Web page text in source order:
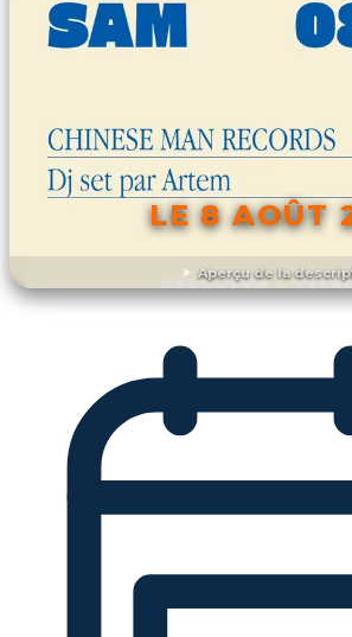
Aperçu de la
LE 8 AOÛT
DÉCOUVRIR